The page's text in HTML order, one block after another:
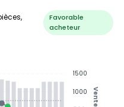
Favorable
acheteur
1500
1000 Ventes